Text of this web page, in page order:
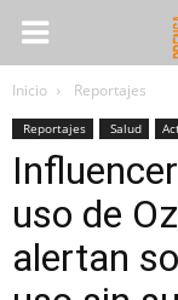
Inicio Reportajes
Reportajes Salud
uso de
alertan